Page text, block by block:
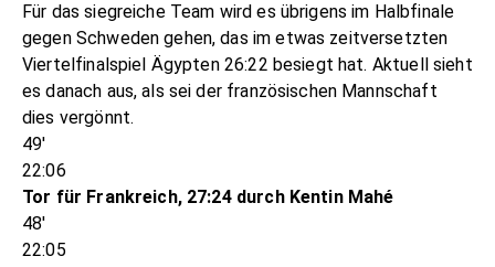
Für das siegreiche Team wird es übrigens im Halbfinale
gegen Schweden gehen, das im etwas zeitversetzten
Viertelfinalspiel Ägypten 26:22 besiegt hat. Aktuell sieht
es danach aus, als sei der französischen Mannschaft
dies vergönnt.
49'
22:06
Tor für Frankreich, 27:24 durch Kentin Mahé
48'
22:05